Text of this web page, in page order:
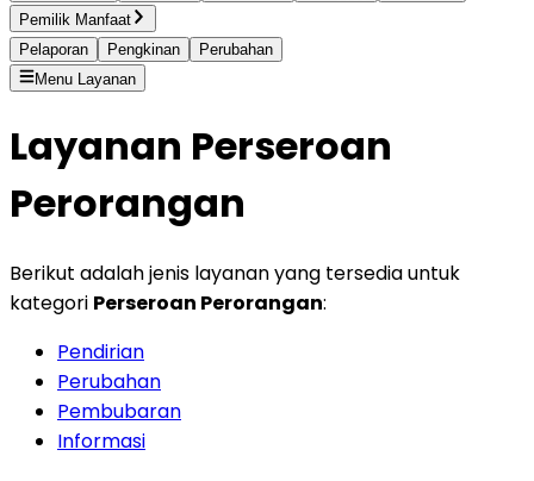
Pemilik Manfaat
Pelaporan
Pengkinan
Perubahan
Menu Layanan
Layanan Perseroan
Perorangan
Berikut adalah jenis layanan yang tersedia untuk
kategori Perseroan Perorangan:
Pendirian
Perubahan
Pembubaran
Informasi